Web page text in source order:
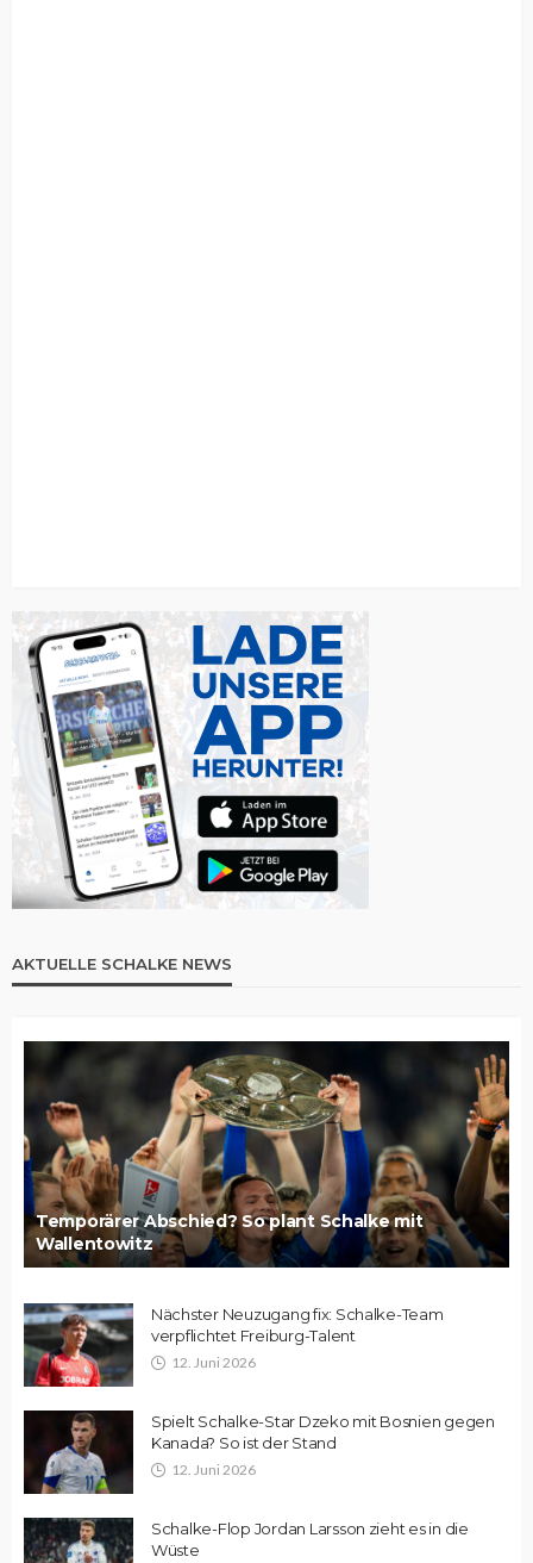
AKTUELLE SCHALKE NEWS
Temporärer Abschied? So plant Schalke mit
Wallentowitz
Nächster Neuzugang fix: Schalke-Team
verpflichtet Freiburg-Talent
12. Juni 2026
Spielt Schalke-Star Dzeko mit Bosnien gegen
Kanada? So ist der Stand
12. Juni 2026
Schalke-Flop Jordan Larsson zieht es in die
Wüste